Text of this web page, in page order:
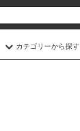
カテゴリーから探す